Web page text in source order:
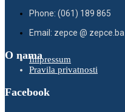
Phone: (061) 189 865
Email: zepce @ zepce.ba
O namaImpressum
Pravila privatnosti
Facebook